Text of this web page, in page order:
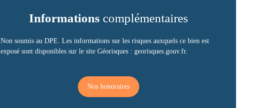
Informations complémentaires
Non soumis au DPE. Les informations sur les risques auxquels ce bien est
exposé sont disponibles sur le site Géorisques : georisques.gouv.fr.
Nos honoraires